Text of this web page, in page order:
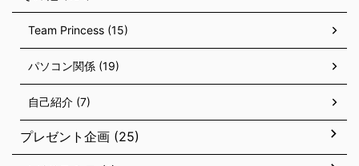
Team Princess (15)
パソコン関係 (19)
自己紹介 (7)
プレゼント企画 (25)